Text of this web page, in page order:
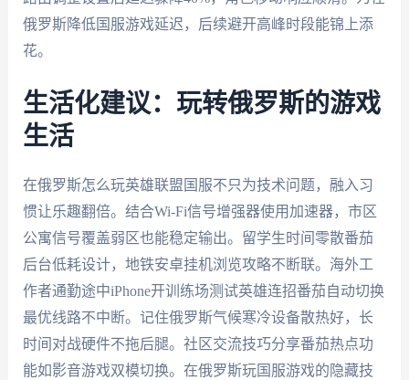
俄罗斯降低国服游戏延迟，后续避开高峰时段能锦上添
花。
生活化建议：玩转俄罗斯的游戏
生活
在俄罗斯怎么玩英雄联盟国服不只为技术问题，融入习
惯让乐趣翻倍。结合Wi-Fi信号增强器使用加速器，市区
公寓信号覆盖弱区也能稳定输出。留学生时间零散番茄
后台低耗设计，地铁安卓挂机浏览攻略不断联。海外工
作者通勤途中iPhone开训练场测试英雄连招番茄自动切换
最优线路不中断。记住俄罗斯气候寒冷设备散热好，长
时间对战硬件不拖后腿。社区交流技巧分享番茄热点功
能如影音游戏双模切换。在俄罗斯玩国服游戏的隐藏技